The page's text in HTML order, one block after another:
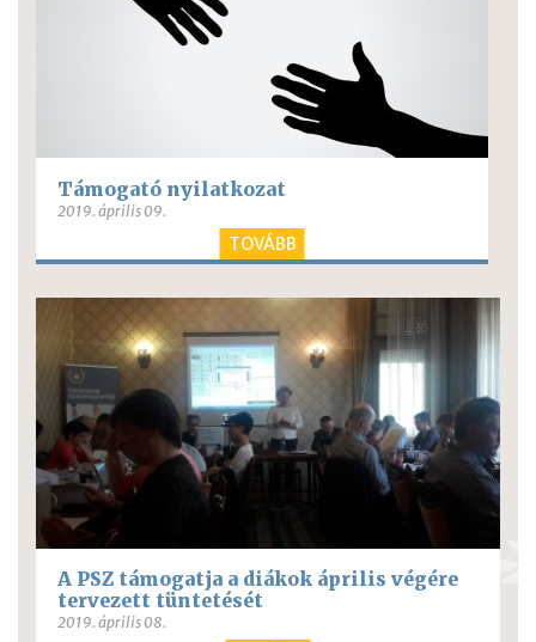
Támogató nyilatkozat
2019. április 09.
TOVÁBB
A PSZ támogatja a diákok április végére
tervezett tüntetését
2019. április 08.